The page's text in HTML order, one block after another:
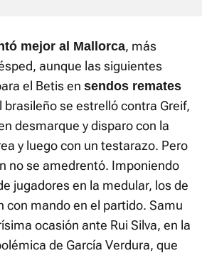
mejor al Mallorca, más
aunque las siguientes
el Betis en sendos remates
brasileño se estrelló contra Greif,
desmarque y disparo con la
y luego con un testarazo. Pero
no se amedrentó. Imponiendo
jugadores en la medular, los de
con mando en el partido. Samu
ocasión ante Rui Silva, en la
de García Verdura, que